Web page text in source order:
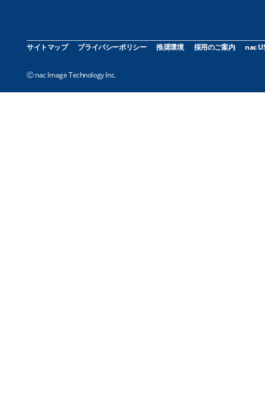
サイトマップ プライバシーポリシー 推奨環境 採用のご案内 nac
Ⓒ nac Image Technology Inc.